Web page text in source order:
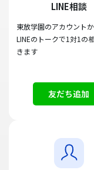
LINE相談
東放学園のアカウントか
LINEのトークで1対1の
きます
友だち追加